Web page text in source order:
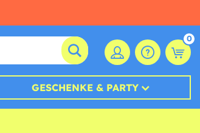
0
GESCHENKE & PARTY